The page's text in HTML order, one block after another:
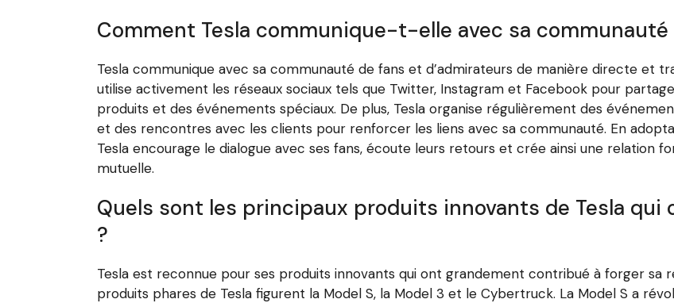
Comment Tesla communique-t-elle avec sa communauté
Tesla communique avec sa communauté de fans et d’admirateurs de manière directe et
utilise activement les réseaux sociaux tels que Twitter, Instagram et Facebook pour
produits et des événements spéciaux. De plus, Tesla organise régulièrement des
et des rencontres avec les clients pour renforcer les liens avec sa communauté. En
Tesla encourage le dialogue avec ses fans, écoute leurs retours et crée ainsi une relation
mutuelle.
Quels sont les principaux produits innovants de Tesla
?
Tesla est reconnue pour ses produits innovants qui ont grandement contribué à forger sa
produits phares de Tesla figurent la Model S, la Model 3 et le Cybertruck. La Model S a